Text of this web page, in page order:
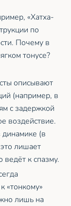
«Хатха-
по
Почему в
тонусе?
описывают
(например, в
с задержкой
воздействие.
динамике (в
лишает
к спазму.
«тонкому»
лишь на